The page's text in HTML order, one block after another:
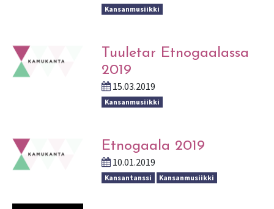
Kansanmusiikki
Tuuletar Etnogaalassa
2019
15.03.2019
Kansanmusiikki
Etnogaala 2019
10.01.2019
Kansantanssi Kansanmusiikki